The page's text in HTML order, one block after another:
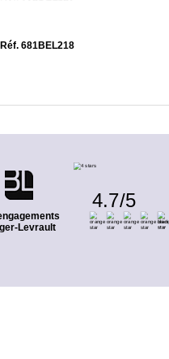
681BEL218
Levrault
4.7/5